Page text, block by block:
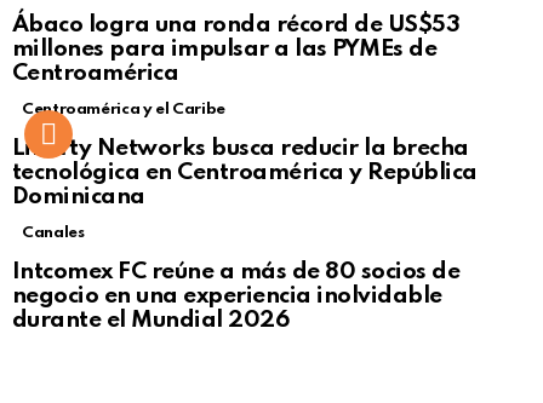
Not Safe For Work
Click to view this post
Ábaco logra una ronda récord de US$53
millones para impulsar a las PYMEs de
Centroamérica
Centroamérica y el Caribe
Liberty Networks busca reducir la brecha
tecnológica en Centroamérica y República
Dominicana
Canales
Intcomex FC reúne a más de 80 socios de
negocio en una experiencia inolvidable
durante el Mundial 2026